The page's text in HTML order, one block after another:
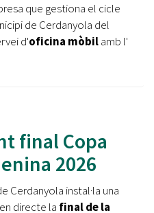
que gestiona el cicle
de Cerdanyola del
d'oficina mòbilamb l'
final Copa
2026
Cerdanyola instal·la una
directe la final de la